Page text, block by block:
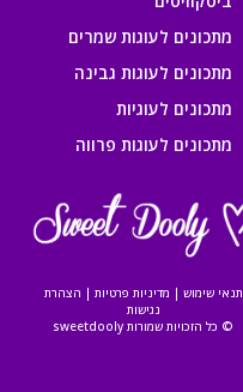
מתכונים לעוגות שמרים
מתכונים לעוגות גבינה
מתכונים לעוגיות
מתכונים לעוגות פרווה
תנאי שימוש | מדיניות פרטיות | הצהרת
נגישות
© כל הזכויות שמורות sweetdooly